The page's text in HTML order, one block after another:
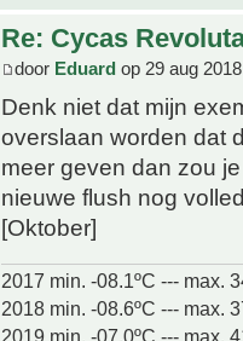
Re: Cycas
door Eduard op 29 aug
Denk niet dat mijn
overslaan worden dat
meer geven dan zou
nieuwe flush nog
[Oktober]
2017 min. -08.1ºC --- max.
2018 min. -08.6ºC --- max.
2019 min. -07.0ºC --- max.